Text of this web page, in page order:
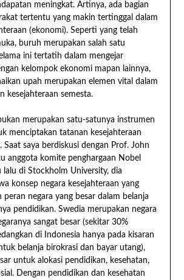
meningkat. Artinya, ada bagian
tertentu yang makin tertinggal dalam
(ekonomi). Seperti yang telah
buruh merupakan salah satu
ini tertatih dalam mengejar
kelompok ekonomi mapan lainnya,
upah merupakan elemen vital dalam
kesejahteraan semesta.
merupakan satu-satunya instrumen
menciptakan tatanan kesejahteraan
Saat saya berdiskusi dengan Prof. John
anggota komite penghargaan Nobel
lalu di Stockholm University, dia
konsep negara kesejahteraan yang
negara yang besar dalam belanja
pendidikan. Swedia merupakan negara
sangat besar (sekitar 30%
di Indonesia hanya pada kisaran
belanja birokrasi dan bayar utang),
untuk alokasi pendidikan, kesehatan,
Dengan pendidikan dan kesehatan